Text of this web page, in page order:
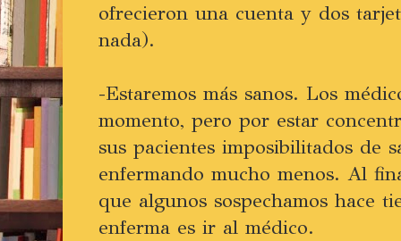
ofrecieron una cuenta y dos
nada).
-Estaremos más sanos. Los
momento, pero por estar
sus pacientes imposibilitados de
enfermando mucho menos. Al
que algunos sospechamos hace
enferma es ir al médico.